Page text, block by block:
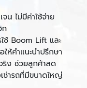
น ไม่มีค่าใช้จ่าย
ก
ช้ Boom Lift และ
ห้คำแนะนำปรึกษา
ริง ช่วยลูกค้าลด
ช่ารถที่มีขนาดใหญ่